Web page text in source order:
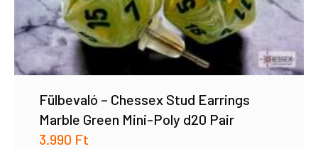
Fülbevaló – Chessex Stud Earrings
Marble Green Mini-Poly d20 Pair
3.990 Ft